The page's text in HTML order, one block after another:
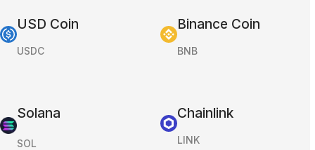
USD Coin
USDC
Binance Coin
BNB
Solana
SOL
Chainlink
LINK